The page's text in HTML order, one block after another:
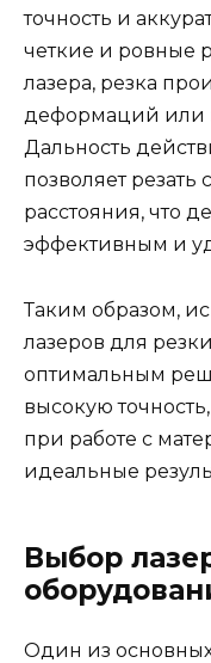
точность и
четкие и ровные
лазера, резка
деформаций или
Дальность
позволяет резать
расстояния, что
эффективным и
Таким образом,
лазеров для
оптимальным
высокую
при работе с
идеальные
Выбор
Один из